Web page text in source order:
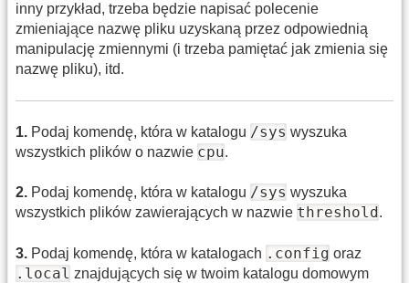
inny przykład, trzeba będzie napisać polecenie
zmieniające nazwę pliku uzyskaną przez odpowiednią
manipulację zmiennymi (i trzeba pamiętać jak zmienia się
nazwę pliku), itd.
1. Podaj komendę, która w katalogu /sys wyszuka
wszystkich plików o nazwie cpu.
2. Podaj komendę, która w katalogu /sys wyszuka
wszystkich plików zawierających w nazwie threshold .
3. Podaj komendę, która w katalogach .config oraz
.local znajdujących się w twoim katalogu domowym